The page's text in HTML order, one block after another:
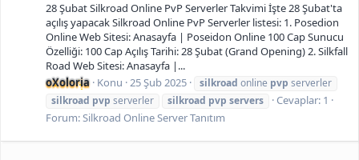
28 Şubat Silkroad Online PvP Serverler Takvimi İşte 28 Şubat'ta
açılış yapacak Silkroad Online PvP Serverler listesi: 1. Posedion
Online Web Sitesi: Anasayfa | Poseidon Online 100 Cap Sunucu
Özelliği: 100 Cap Açılış Tarihi: 28 Şubat (Grand Opening) 2. Silkfall
Road Web Sitesi: Anasayfa |...
oXoloria Konu 25 Şub 2025 silkroad online pvp serverler
silkroad pvp serverler silkroad pvp servers
Cevaplar: 1
Forum:Silkroad Online Server Tanıtım